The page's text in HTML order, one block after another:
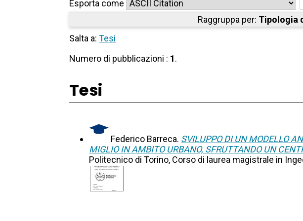
Esporta come
Raggruppa per: Tipologia
Salta a:Tesi
Numero di pubblicazioni : 1.
Tesi
Federico Barreca. SVILUPPO DI UN MODELLO
MIGLIO IN AMBITO URBANO, SFRUTTANDO UN
Politecnico di Torino, Corso di laurea magistrale in